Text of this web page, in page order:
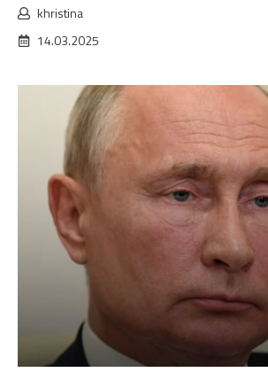
khristina
14.03.2025